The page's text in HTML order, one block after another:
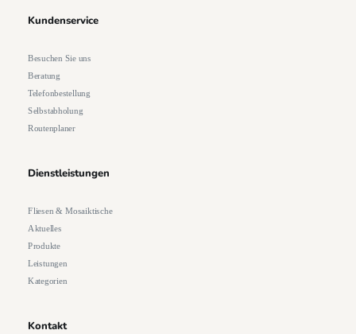
Kundenservice
Besuchen Sie uns
Beratung
Telefonbestellung
Selbstabholung
Routenplaner
Dienstleistungen
Fliesen & Mosaiktische
Aktuelles
Produkte
Leistungen
Kategorien
Kontakt